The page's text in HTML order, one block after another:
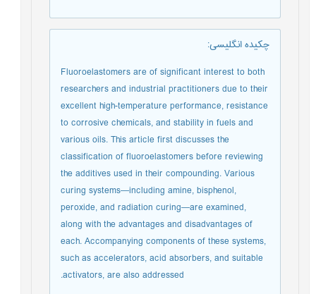
چکیده انگلیسی:
Fluoroelastomers are of significant interest to both
researchers and industrial practitioners due to their
excellent high-temperature performance, resistance
to corrosive chemicals, and stability in fuels and
various oils. This article first discusses the
classification of fluoroelastomers before reviewing
the additives used in their compounding. Various
curing systems—including amine, bisphenol,
peroxide, and radiation curing—are examined,
along with the advantages and disadvantages of
each. Accompanying components of these systems,
such as accelerators, acid absorbers, and suitable
activators, are also addressed.